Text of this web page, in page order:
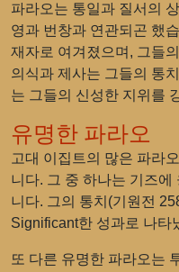
파라오는 통일과 질서의
영과 번창과 연관되곤 했
재자로 여겨졌으며, 그들
의식과 제사는 그들의 통
는 그들의 신성한 지위를
유명한 파라오
고대 이집트의 많은 파라
니다. 그 중 하나는 기즈
니다. 그의 통치(기원전
Significant한 성과로 나타
또 다른 유명한 파라오는